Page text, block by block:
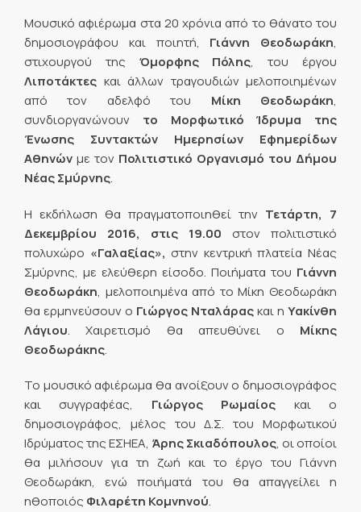
Μουσικό αφιέρωμα στα 20 χρόνια από το θάνατο του
δημοσιογράφου και ποιητή, Γιάννη Θεοδωράκη,
στιχουργού της Όμορφης Πόλης, του έργου
Λιποτάκτες και άλλων τραγουδιών μελοποιημένων
από τον αδελφό του Μίκη Θεοδωράκη,
συνδιοργανώνουν το
Μορφωτικό Ίδρυμα της
Ένωσης Συντακτών Ημερησίων Εφημερίδων
Αθηνών με τον Πολιτιστικό Οργανισμό του Δήμου
Νέας Σμύρνης.
Η εκδήλωση θα πραγματοποιηθεί την Τετάρτη, 7
Δεκεμβρίου 2016, στις 19.00 στον πολιτιστικό
πολυχώρο «Γαλαξίας»,στην κεντρική πλατεία Νέας
Σμύρνης, με ελεύθερη είσοδο. Ποιήματα του Γιάννη
Θεοδωράκη, μελοποιημένα από το Μίκη Θεοδωράκη
θα ερμηνεύσουν ο Γιώργος Νταλάραςκαι η Υακίνθη
Λάγιου. Χαιρετισμό θα απευθύνει ο Μίκης
Θεοδωράκης.
Το μουσικό αφιέρωμα θα ανοίξουν ο δημοσιογράφος
και συγγραφέας, Γιώργος Ρωμαίος και ο
δημοσιογράφος, μέλος του Δ.Σ. του Μορφωτικού
Ιδρύματος της ΕΣΗΕΑ, Άρης Σκιαδόπουλος, οι οποίοι
θα μιλήσουν για τη ζωή και το έργο του Γιάννη
Θεοδωράκη, ενώ ποιήματά του θα απαγγείλει η
ηθοποιός Φιλαρέτη Κομνηνού.